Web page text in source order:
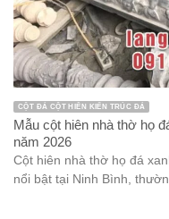
CỘT ĐÁ CỘT HIÊN KIẾN TRÚC ĐÁ
Mẫu cột hiên nhà thờ họ
năm 2026
Cột hiên nhà thờ họ đá
nổi bật tại Ninh Bình,